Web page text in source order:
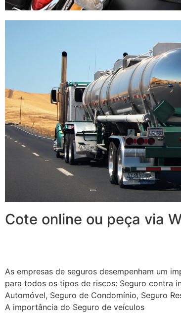
Cote online ou peça via
As empresas de seguros desempenham um
para todos os tipos de riscos: Seguro contra
Automóvel, Seguro de Condomínio, Seguro
A importância do Seguro de veículos